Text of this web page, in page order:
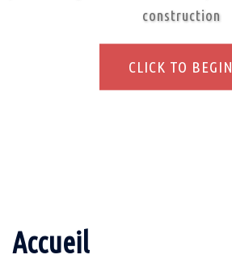
construction
CLICK TO BEGIN
CLICK TO BEGIN
Accueil